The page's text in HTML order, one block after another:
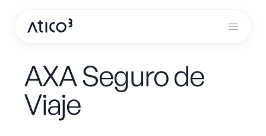
AXA Seguro de
Viaje